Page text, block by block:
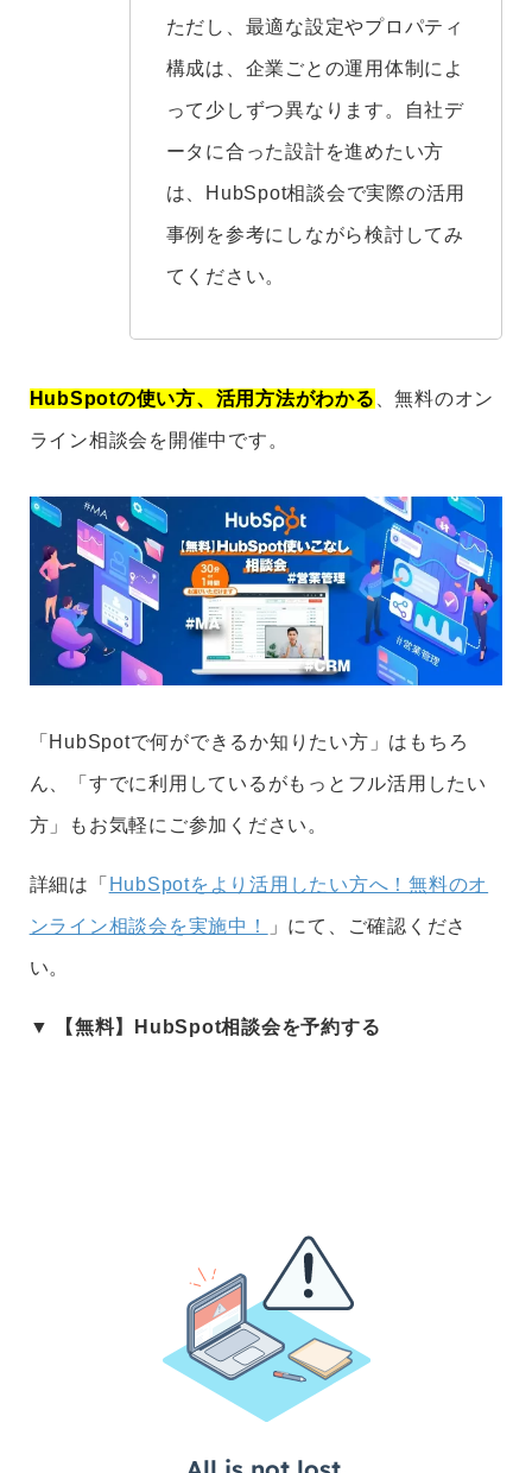
ただし、最適な設定やプロパティ
構成は、企業ごとの運用体制によ
って少しずつ異なります。自社デ
ータに合った設計を進めたい方
は、HubSpot相談会で実際の活用
事例を参考にしながら検討してみ
てください。
HubSpotの使い方、活用方法がわかる 、無料のオン
ライン相談会を開催中です。
「HubSpotで何ができるか知りたい方」はもちろ
ん、「すでに利用しているがもっとフル活用したい
方」もお気軽にご参加ください。
詳細は「 HubSpotをより活用したい方へ！無料のオ
ンライン相談会を実施中！ 」にて、ご確認くださ
い。
▼ 【無料】HubSpot相談会を予約する